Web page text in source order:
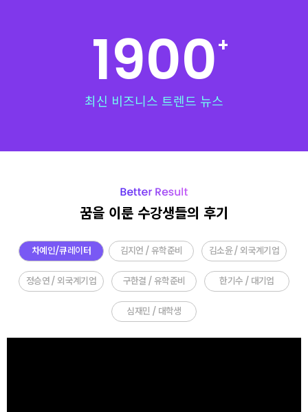
1900+
최신 비즈니스 트렌드 뉴스
꿈을 이룬 수강생들의 후기
차예인/큐레이터 김지언 / 유학준비 김소윤 / 외국계기업
정승연 / 외국계기업 구한결 / 유학준비 한기수 / 대기업
심재민 / 대학생